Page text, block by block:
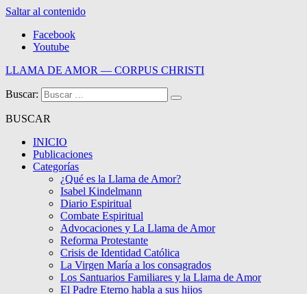
Saltar al contenido
Facebook
Youtube
LLAMA DE AMOR — CORPUS CHRISTI
Blog de la Llama de Amor
Buscar:
BUSCAR
INICIO
Publicaciones
Categorías
¿Qué es la Llama de Amor?
Isabel Kindelmann
Diario Espiritual
Combate Espiritual
Advocaciones y La Llama de Amor
Reforma Protestante
Crisis de Identidad Católica
La Virgen María a los consagrados
Los Santuarios Familiares y la Llama de Amor
El Padre Eterno habla a sus hijos